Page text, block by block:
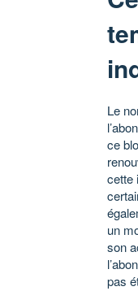
Le
ce
cette
un
son
pas